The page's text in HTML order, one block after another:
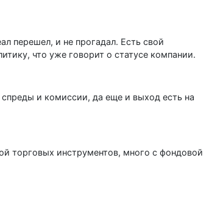
перешел, и не прогадал. Есть свой
что уже говорит о статусе компании.
и комиссии, да еще и выход есть на
торговых инструментов, много с фондовой